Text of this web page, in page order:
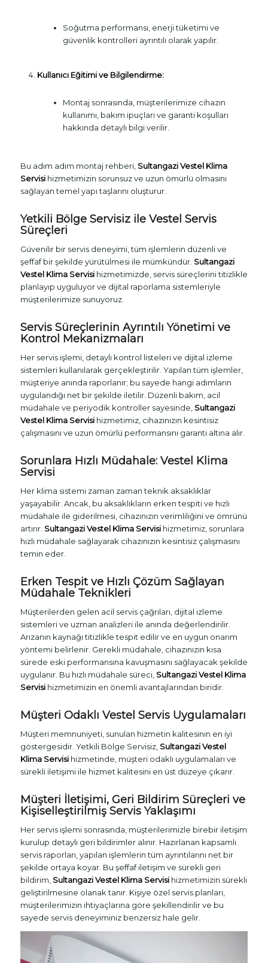
Soğutma performansı, enerji tüketimi ve
güvenlik kontrolleri ayrıntılı olarak yapılır.
Kullanıcı Eğitimi ve Bilgilendirme:
Montaj sonrasında, müşterilerimize cihazın
kullanımı, bakım ipuçları ve garanti koşulları
hakkında detaylı bilgi verilir.
Bu adım adım montaj rehberi, Sultangazi Vestel Klima
Servisihizmetimizin sorunsuz ve uzun ömürlü olmasını
sağlayan temel yapı taşlarını oluşturur.
Yetkili Bölge Servisiz ile Vestel Servis
Süreçleri
Güvenilir bir servis deneyimi, tüm işlemlerin düzenli ve
şeffaf bir şekilde yürütülmesi ile mümkündür. Sultangazi
Vestel Klima Servisihizmetimizde, servis süreçlerini titizlikle
planlayıp uyguluyor ve dijital raporlama sistemleriyle
müşterilerimize sunuyoruz.
Servis Süreçlerinin Ayrıntılı Yönetimi ve
Kontrol Mekanizmaları
Her servis işlemi, detaylı kontrol listeleri ve dijital izleme
sistemleri kullanılarak gerçekleştirilir. Yapılan tüm işlemler,
müşteriye anında raporlanır; bu sayede hangi adımların
uygulandığı net bir şekilde iletilir. Düzenli bakım, acil
müdahale ve periyodik kontroller sayesinde, Sultangazi
Vestel Klima Servisihizmetimiz, cihazınızın kesintisiz
çalışmasını ve uzun ömürlü performansını garanti altına alır.
Sorunlara Hızlı Müdahale: Vestel Klima
Servisi
Her klima sistemi zaman zaman teknik aksaklıklar
yaşayabilir. Ancak, bu aksaklıkların erken tespiti ve hızlı
müdahale ile giderilmesi, cihazınızın verimliliğini ve ömrünü
artırır. Sultangazi Vestel Klima Servisihizmetimiz, sorunlara
hızlı müdahale sağlayarak cihazınızın kesintisiz çalışmasını
temin eder.
Erken Tespit ve Hızlı Çözüm Sağlayan
Müdahale Teknikleri
Müşterilerden gelen acil servis çağrıları, dijital izleme
sistemleri ve uzman analizleri ile anında değerlendirilir.
Arızanın kaynağı titizlikle tespit edilir ve en uygun onarım
yöntemi belirlenir. Gerekli müdahale, cihazınızın kısa
sürede eski performansına kavuşmasını sağlayacak şekilde
uygulanır. Bu hızlı müdahale süreci, Sultangazi Vestel Klima
Servisihizmetimizin en önemli avantajlarından biridir.
Müşteri Odaklı Vestel Servis Uygulamaları
Müşteri memnuniyeti, sunulan hizmetin kalitesinin en iyi
göstergesidir. Yetkili Bölge Servisiz, Sultangazi Vestel
Klima Servisihizmetinde, müşteri odaklı uygulamaları ve
sürekli iletişimi ile hizmet kalitesini en üst düzeye çıkarır.
Müşteri İletişimi, Geri Bildirim Süreçleri ve
Kişiselleştirilmiş Servis Yaklaşımı
Her servis işlemi sonrasında, müşterilerimizle birebir iletişim
kurulup detaylı geri bildirimler alınır. Hazırlanan kapsamlı
servis raporları, yapılan işlemlerin tüm ayrıntılarını net bir
şekilde ortaya koyar. Bu şeffaf iletişim ve sürekli geri
bildirim, Sultangazi Vestel Klima Servisihizmetimizin sürekli
geliştirilmesine olanak tanır. Kişiye özel servis planları,
müşterilerimizin ihtiyaçlarına göre şekillendirilir ve bu
sayede servis deneyiminiz benzersiz hale gelir.